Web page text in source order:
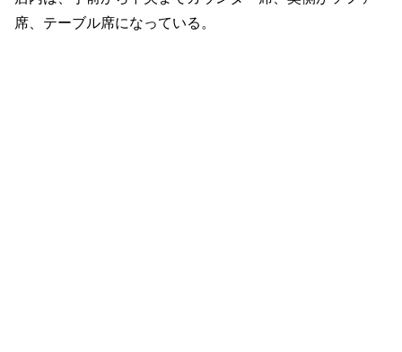
席、テーブル席になっている。